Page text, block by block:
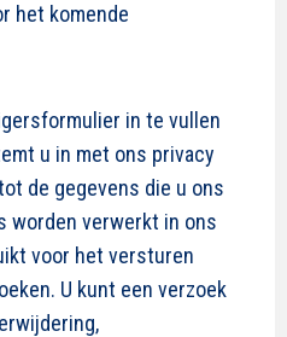
het komende
in te vullen
u in met ons privacy
de gegevens die u ons
worden verwerkt in ons
voor het versturen
U kunt een verzoek